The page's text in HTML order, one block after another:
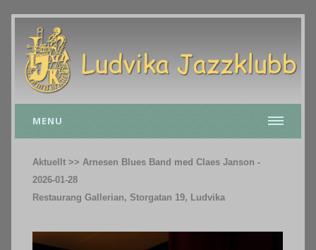
MENU
Aktuellt >> Arnesen Blues Band med Claes Janson -
2026-01-28
Restaurang Gallerian, Storgatan 19, Ludvika